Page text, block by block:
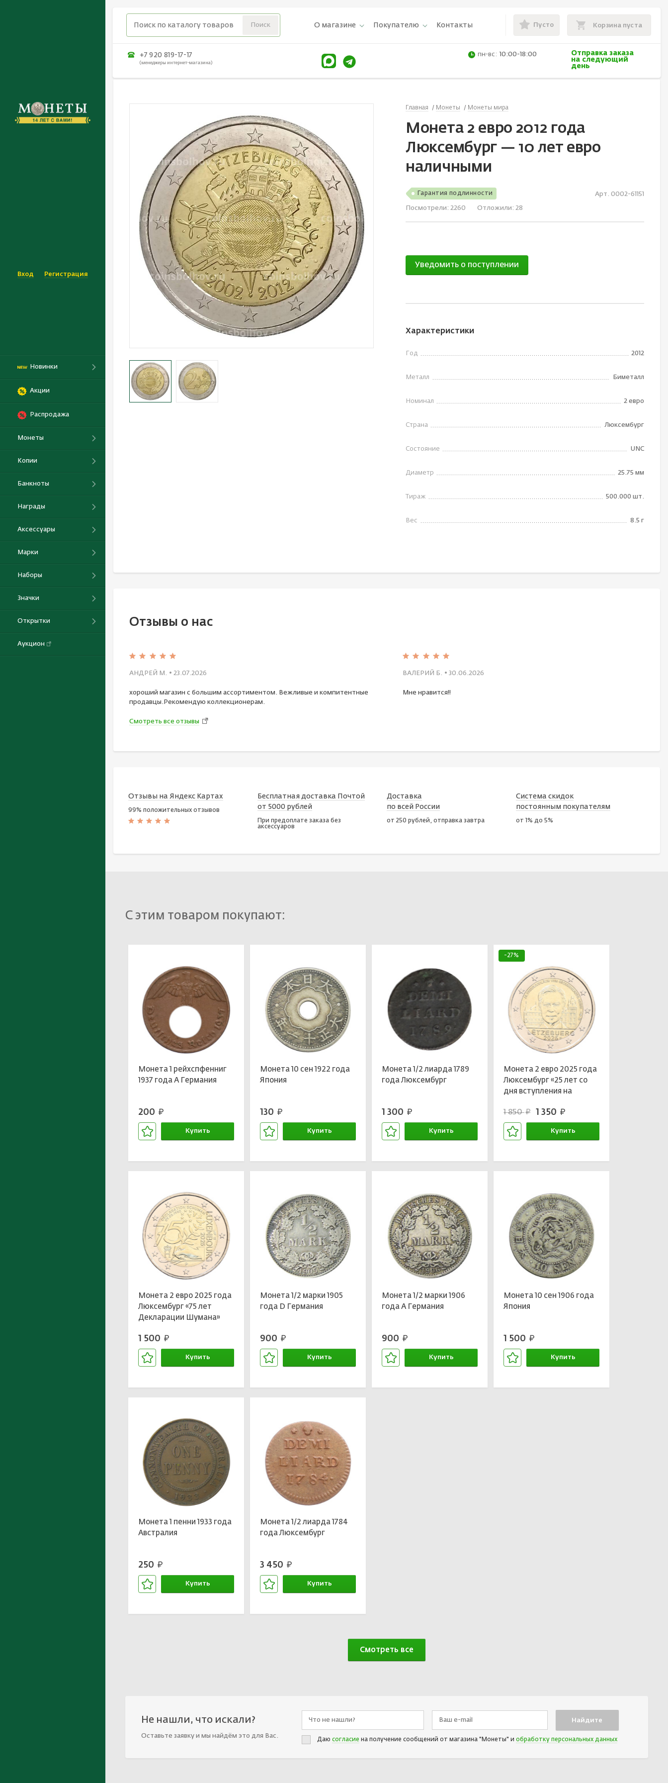
Вход Регистрация
Новинки
Акции
Распродажа
Монеты
Копии
Банкноты
Награды
Аксессуары
Марки
Наборы
Значки
Открытки
Аукцион
О магазине Покупателю Контакты Пусто Корзина пуста
+7 920 819-17-17
(менеджеры интернет-магазина)
пн-вс: 10:00-18:00
Отправка заказа
на следующий
день
Главная Монеты Монеты мира
Монета 2 евро 2012 года
Люксембург — 10 лет евро
наличными
Гарантия подлинности Арт. 0002-61151
Посмотрели: 2260 Отложили: 28
Уведомить о поступлении
Характеристики
Год 2012
Металл Биметалл
Номинал 2 евро
Страна Люксембург
Состояние UNC
Диаметр 25.75 мм
Тираж 500.000 шт.
Вес 8.5 г
Отзывы о нас
АНДРЕЙ М. • 23.07.2026
хороший магазин с большим ассортиментом. Вежливые и компитентные
продавцы.Рекомендую коллекционерам.
ВАЛЕРИЙ Б. • 30.06.2026
Мне нравится!!
Смотреть все отзывы
Отзывы на Яндекс Картах
99% положительных отзывов
Бесплатная доставка Почтой
от 5000 рублей
При предоплате заказа без
аксессуаров
Доставка
по всей России
от 250 рублей, отправка завтра
Система скидок
постоянным покупателям
от 1% до 5%
С этим товаром покупают:
Монета 1 рейхспфенниг
1937 года A Германия
200 руб.
Купить
Монета 10 сен 1922 года
Япония
130 руб.
Купить
Монета 1/2 лиарда 1789
года Люксембург
1 300 руб.
Купить
-27%
Монета 2 евро 2025 года
Люксембург «25 лет со
дня вступления на
герцога Анри»
1 850руб. 1 350 руб.
Купить
Монета 2 евро 2025 года
Люксембург «75 лет
Декларации Шумана»
1 500 руб.
Купить
Монета 1/2 марки 1905
года D Германия
900 руб.
Купить
Монета 1/2 марки 1906
года A Германия
900 руб.
Купить
Монета 10 сен 1906 года
Япония
1 500 руб.
Купить
Монета 1 пенни 1933 года
Австралия
250 руб.
Купить
Монета 1/2 лиарда 1784
года Люксембург
3 450 руб.
Купить
Смотреть все
Не нашли, что искали?
Оставьте заявку и мы найдём это для Вас.
Даю согласие на получение сообщений от магазина "Монеты" и обработку персональных данных